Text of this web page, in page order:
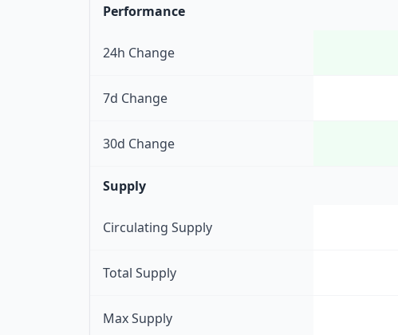
Performance
24h Change
7d Change
30d Change
Supply
Circulating Supply
Total Supply
Max Supply